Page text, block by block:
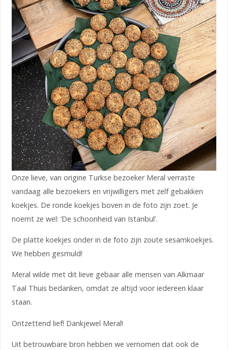
Onze lieve, van origine Turkse bezoeker Meral verraste
vandaag alle bezoekers en vrijwilligers met zelf gebakken
koekjes. De ronde koekjes boven in de foto zijn zoet. Je
noemt ze wel: ‘De schoonheid van Istanbul’.
De platte koekjes onder in de foto zijn zoute sesamkoekjes.
We hebben gesmuld!
Meral wilde met dit lieve gebaar alle mensen van Alkmaar
Taal Thuis bedanken, omdat ze altijd voor iedereen klaar
staan.
Ontzettend lief! Dankjewel Meral!
Uit betrouwbare bron hebben we vernomen dat ook de